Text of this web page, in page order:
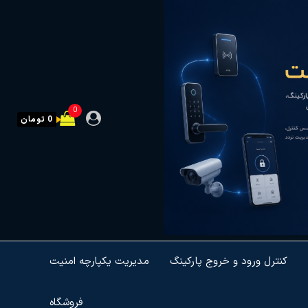
0
0 تومان
مدیریت یکپارچه امنیت کنترل ورود و خروج پارکینگ
فروشگاه